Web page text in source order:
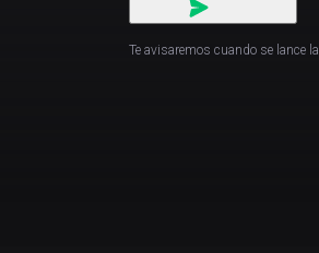
Te avisaremos cuando se lance